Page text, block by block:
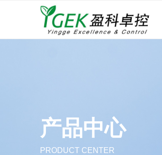
产品中心
PRODUCT CENTER